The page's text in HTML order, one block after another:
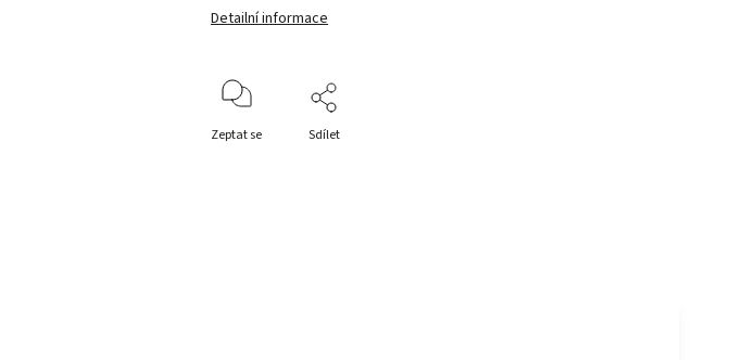
Detailní informace
Zeptat se Sdílet